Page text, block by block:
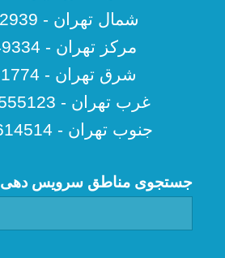
شمال تهران - 22612939
مرکز تهران - 88549334
شرق تهران - 77031774
غرب تهران - 09124555123
جنوب تهران - 09334614514
جستجوی مناطق سرویس دهی